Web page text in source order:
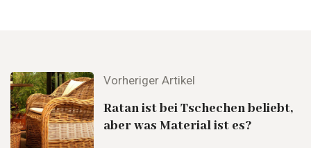
Vorheriger Artikel
Ratan ist bei Tschechen beliebt,
aber was Material ist es?